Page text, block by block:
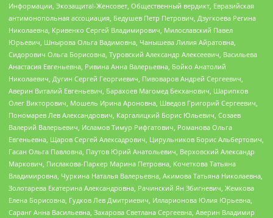
Информации, Экозащита!-Женсовет, Общественный вердикт, Евразийская
антимонопольная ассоциация, Бедушев Петр Петрович, Дзугкоева Регина
Николаевна, Кривенко Сергей Владимирович, Милославский Павел
Юрьевич, Шнырова Ольга Вадимовна, Чанышева Лилия Айратовна,
Сидорович Ольга Борисовна, Туровский Александр Алексеевич, Васильева
Анастасия Евгеньевна, Ривина Анна Валерьевна, Бойко Анатолий
Николаевич, Дугин Сергей Георгиевич, Пивоваров Андрей Сергеевич,
Аверин Виталий Евгеньевич, Барахоев Магомед Бекханович, Шарипков
Олег Викторович, Мошель Ирина Ароновна, Шведов Григорий Сергеевич,
Пономарев Лев Александрович, Каргалицкий Борис Юльевич, Созаев
Валерий Валерьевич, Исламов Тимур Рифгатович, Романова Ольга
Евгеньевна, Щаров Сергей Алексадрович, Цирульников Борис Альбертович,
Гасан Ольга Павловна, Паутов Юрий Анатольевич, Верховский Александр
Маркович, Пислакова-Паркер Марина Петровна, Кочеткова Татьяна
Владимировна, Чуркина Наталья Валерьевна, Акимова Татьяна Николаевна,
Золотарева Екатерина Александровна, Рачинский Ян Збигневич, Жемкова
Елена Борисовна, Гудков Лев Дмитриевич, Илларионова Юлия Юрьевна,
Саранг Анна Васильевна, Захарова Светлана Сергеевна, Аверин Владимир